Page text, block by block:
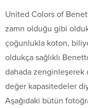
United Colors of
zamn olduğu gibi
çoğunlukla koton,
oldukça sağlıklı
dahada zenginleşerek
değer kapasitedeler
Aşağıdaki bütün